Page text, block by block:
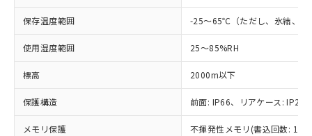
保存温度範囲 -25～65℃（ただし、氷結、結
使用湿度範囲 25～85%RH
標高 2000m以下
保護構造 前面: IP66、リアケース: IP20
メモリ保護 不揮発性メモリ(書込回数: 100